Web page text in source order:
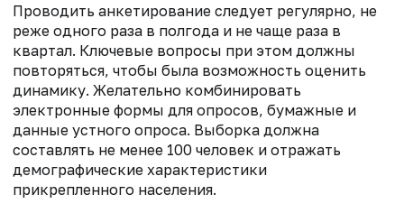
Проводить анкетирование следует регулярно, не
реже одного раза в полгода и не чаще раза в
квартал. Ключевые вопросы при этом должны
повторяться, чтобы была возможность оценить
динамику. Желательно комбинировать
электронные формы для опросов, бумажные и
данные устного опроса. Выборка должна
составлять не менее 100 человек и отражать
демографические характеристики
прикрепленного населения.